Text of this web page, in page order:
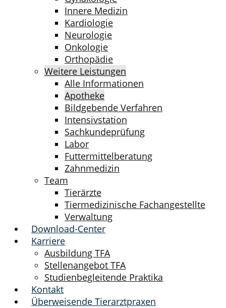
Innere Medizin
Kardiologie
Neurologie
Onkologie
Orthopädie
Weitere Leistungen
Alle Informationen
Apotheke
Bildgebende Verfahren
Intensivstation
Sachkundeprüfung
Labor
Futtermittelberatung
Zahnmedizin
Team
Tierärzte
Tiermedizinische Fachangestellte
Verwaltung
Download-Center
Karriere
Ausbildung TFA
Stellenangebot TFA
Studienbegleitende Praktika
Kontakt
Überweisende Tierarztpraxen